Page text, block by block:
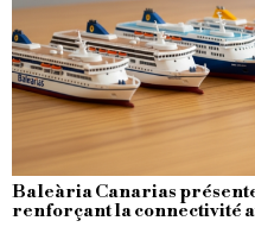
Baleària Canarias
renforçant la connectivité